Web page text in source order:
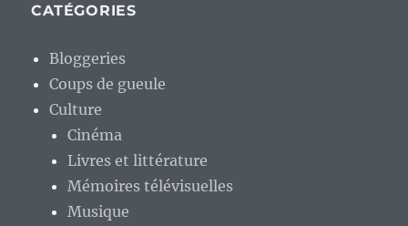
CATÉGORIES
Bloggeries
Coups de gueule
Culture
Cinéma
Livres et littérature
Mémoires télévisuelles
Musique